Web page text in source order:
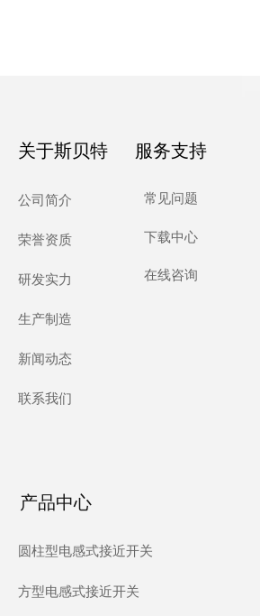
关于斯贝特
公司简介
荣誉资质
研发实力
生产制造
新闻动态
联系我们
服务支持
常见问题
下载中心
在线咨询
产品中心
圆柱型电感式接近开关
方型电感式接近开关